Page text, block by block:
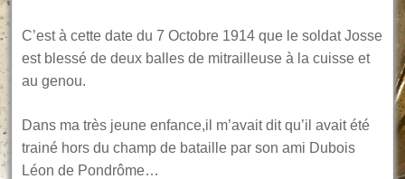
C’est à cette date du 7 Octobre 1914 que le soldat Josse
est blessé de deux balles de mitrailleuse à la cuisse et
au genou.
Dans ma très jeune enfance,il m’avait dit qu’il avait été
trainé hors du champ de bataille par son ami Dubois
Léon de Pondrôme…